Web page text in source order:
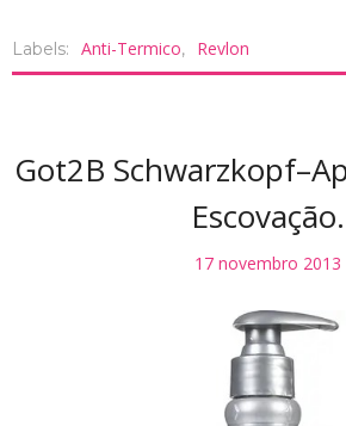
Labels: Anti-Termico, Revlon
Got2B
Escovação.
17 novembro 2013